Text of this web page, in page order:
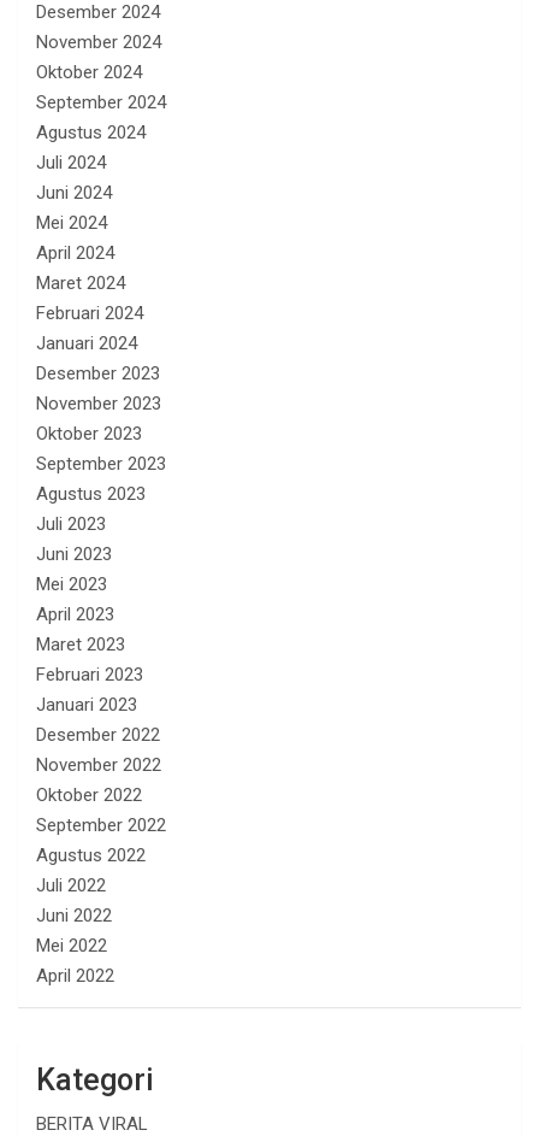
Desember 2024
November 2024
Oktober 2024
September 2024
Agustus 2024
Juli 2024
Juni 2024
Mei 2024
April 2024
Maret 2024
Februari 2024
Januari 2024
Desember 2023
November 2023
Oktober 2023
September 2023
Agustus 2023
Juli 2023
Juni 2023
Mei 2023
April 2023
Maret 2023
Februari 2023
Januari 2023
Desember 2022
November 2022
Oktober 2022
September 2022
Agustus 2022
Juli 2022
Juni 2022
Mei 2022
April 2022
Kategori
BERITA VIRAL